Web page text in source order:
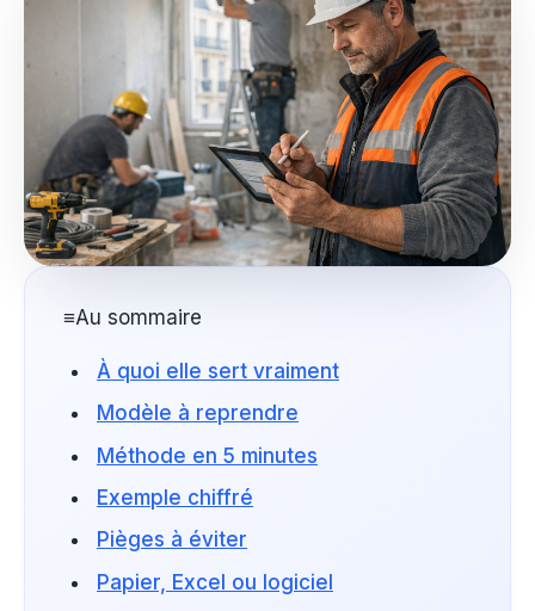
≡Au sommaire
À quoi elle sert vraiment
Modèle à reprendre
Méthode en 5 minutes
Exemple chiffré
Pièges à éviter
Papier, Excel ou logiciel